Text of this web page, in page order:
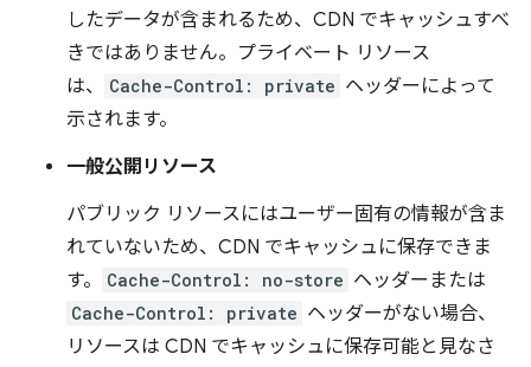
したデータが含まれるため、CDN でキャッシュすべ
きではありません。プライベート リソース
は、
Cache-Control: private ヘッダーによって
示されます。
一般公開リソース
パブリック リソースにはユーザー固有の情報が含ま
れていないため、CDN でキャッシュに保存できま
す。
Cache-Control: no-store ヘッダーまたは
Cache-Control: private ヘッダーがない場合、
リソースは CDN でキャッシュに保存可能と見なさ